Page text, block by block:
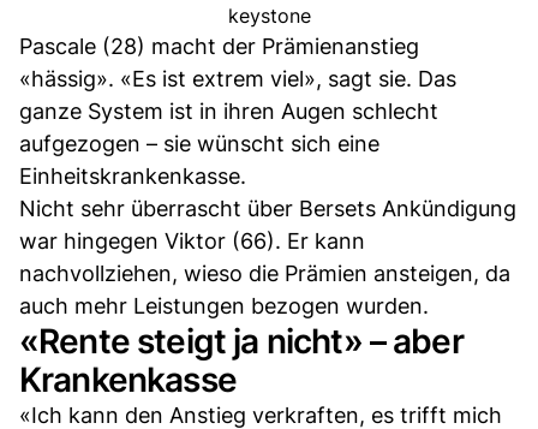
keystone
Pascale (28) macht der Prämienanstieg
«hässig». «Es ist extrem viel», sagt sie. Das
ganze System ist in ihren Augen schlecht
aufgezogen – sie wünscht sich eine
Einheitskrankenkasse.
Nicht sehr überrascht über Bersets Ankündigung
war hingegen Viktor (66). Er kann
nachvollziehen, wieso die Prämien ansteigen, da
auch mehr Leistungen bezogen wurden.
«Rente steigt ja nicht» – aber
Krankenkasse
«Ich kann den Anstieg verkraften, es trifft mich